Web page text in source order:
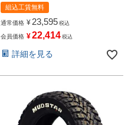
組込工賃無料
通常価格 ¥ 23,595 税込
会員価格 ¥22,414 税込
詳細を見る